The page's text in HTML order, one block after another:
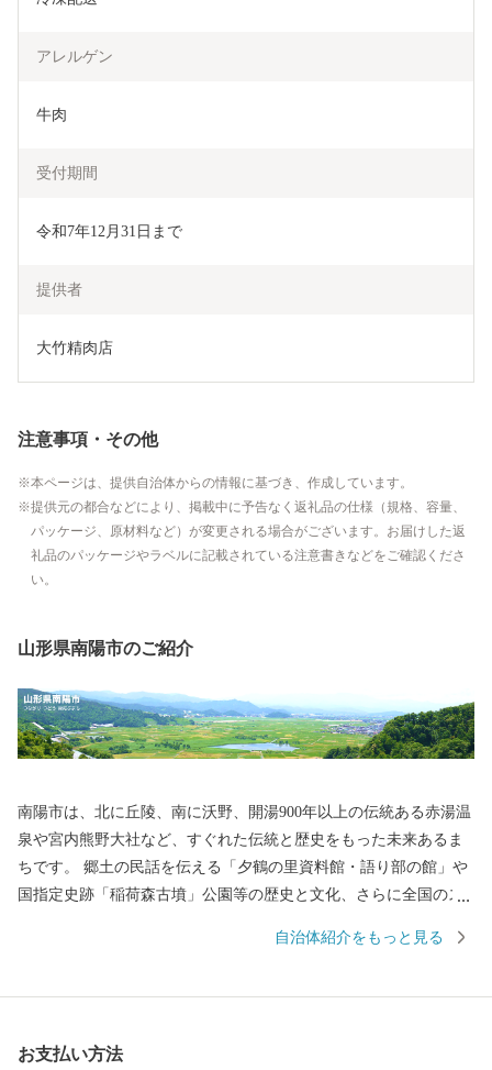
アレルゲン
牛肉
受付期間
令和7年12月31日まで
提供者
大竹精肉店
注意事項・その他
本ページは、提供自治体からの情報に基づき、作成しています。
提供元の都合などにより、掲載中に予告なく返礼品の仕様（規格、容量、
パッケージ、原材料など）が変更される場合がございます。お届けした返
礼品のパッケージやラベルに記載されている注意書きなどをご確認くださ
い。
山形県南陽市のご紹介
南陽市は、北に丘陵、南に沃野、開湯900年以上の伝統ある赤湯温
泉や宮内熊野大社など、すぐれた伝統と歴史をもった未来あるま
ちです。 郷土の民話を伝える「夕鶴の里資料館・語り部の館」や
国指定史跡「稲荷森古墳」公園等の歴史と文化、さらに全国のス
の健康増進を図る「中央花公園(市民体育館)」などの地域文化を大
自治体紹介をもっと見る
お支払い方法